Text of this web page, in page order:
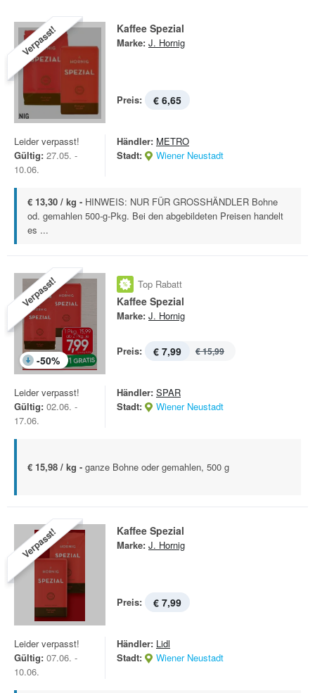
Verpasst! Kaffee Spezial
Marke: J. Hornig
Preis: € 6,65
Leider verpasst!
Gültig: 27.05. -
10.06.
Händler: METRO
Stadt:
Wiener Neustadt
€ 13,30 / kg - HINWEIS: NUR FÜR GROSSHÄNDLER Bohne
od. gemahlen 500-g-Pkg. Bei den abgebildeten Preisen handelt
es ...
Verpasst!
-50%
Top Rabatt
Kaffee Spezial
Marke: J. Hornig
Preis: € 7,99 € 15,99
Leider verpasst!
Gültig: 02.06. -
17.06.
Händler: SPAR
Stadt:
Wiener Neustadt
€ 15,98 / kg - ganze Bohne oder gemahlen, 500 g
Verpasst! Kaffee Spezial
Marke: J. Hornig
Preis: € 7,99
Leider verpasst!
Gültig: 07.06. -
10.06.
Händler: Lidl
Stadt:
Wiener Neustadt